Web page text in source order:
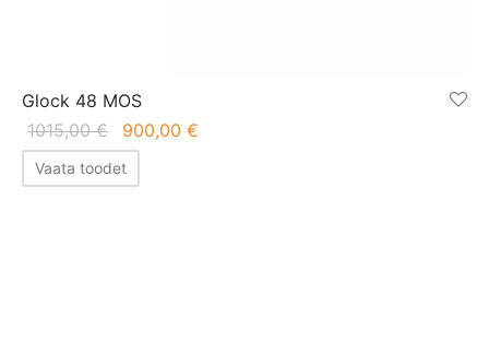
Glock 48 MOS
1015,00€
Algne
hind oli:
1015,00 €.
900,00 €
Vaata toodet